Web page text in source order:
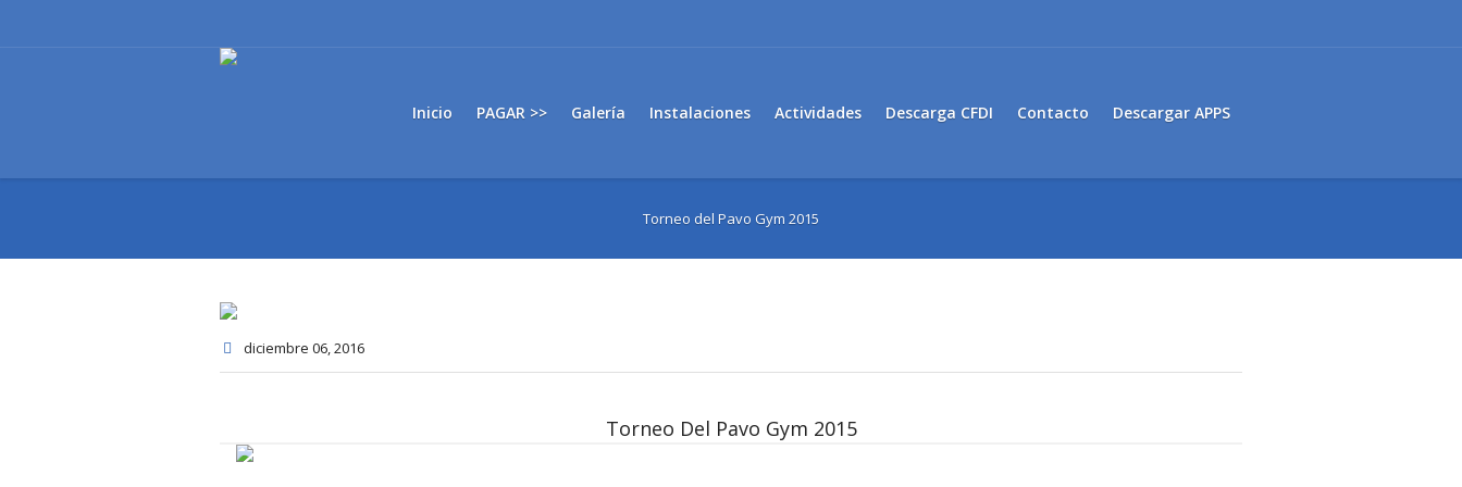
Inicio PAGAR >> Galería Instalaciones Actividades Descarga CFDI Contacto Descargar APPS
Torneo del Pavo Gym 2015
diciembre 06, 2016
Torneo Del Pavo Gym 2015